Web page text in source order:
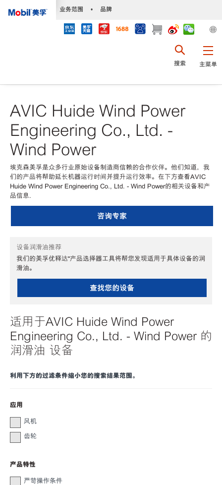
业务范围 • 品牌
主菜单
搜索
AVIC Huide Wind Power
Engineering Co., Ltd. -
Wind Power
埃克森美孚是众多行业原始设备制造商信赖的合作伙伴。他们知道，我
们的产品将帮助延长机器运行时间并提升运行效率。在下方查看AVIC
Huide Wind Power Engineering Co., Ltd. - Wind Power的相关设备和产
品信息.
咨询专家
设备润滑油推荐
我们的美孚优释达℠产品选择器工具将帮您发现适用于具体设备的润
滑油。
查找您的设备
适用于AVIC Huide Wind Power
Engineering Co., Ltd. - Wind Power 的
润滑油 设备
利用下方的过滤条件缩小您的搜索结果范围。
应用
风机
齿轮
产品特性
严苛操作条件